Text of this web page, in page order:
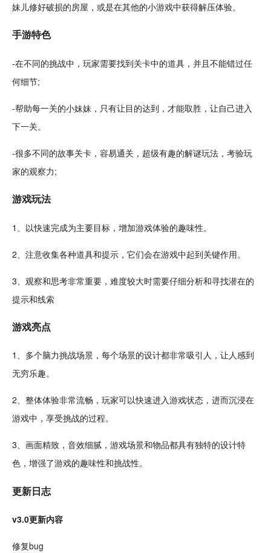
妹儿修好破损的房屋，或是在其他的小游戏中获得解压体验。
手游特色
-在不同的挑战中，玩家需要找到关卡中的道具，并且不能错过任
何细节;
-帮助每一关的小妹妹 ，只有让目的达到，才能取胜，让自己进入
下一关。
-很多不同的故事关卡， 容易通关 ，超级有趣的解谜玩法，考验玩
家的观察力;
游戏玩法
1、以快速完成为主要目标，增加游戏体验的趣味性。
2、注意收集各种道具和提示，它们会在游戏中起到关键作用。
3、观察和思考非常重要，难度较大时需要仔细分析和寻找潜在的
提示和线索
游戏亮点
1、多个脑力挑战场景，每个场景的设计都非常吸引人，让人感到
无穷乐趣。
2、整体体验非常流畅 ，玩家可以快速进入游戏状态，进而沉浸在
游戏中，享受挑战的过程。
3、画面精致， 音效细腻，游戏场景和物品都具有独特的设计特
色，增强了游戏的趣味性和挑战性。
更新日志
v3.0更新内容
修复bug